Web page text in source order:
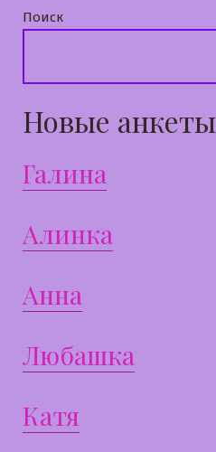
Поиск
Новые анкеты
Галина
Алинка
Анна
Любашка
Катя